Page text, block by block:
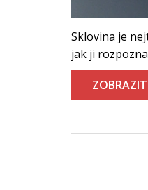
Sklovina je
jak ji
ZOBRAZIT